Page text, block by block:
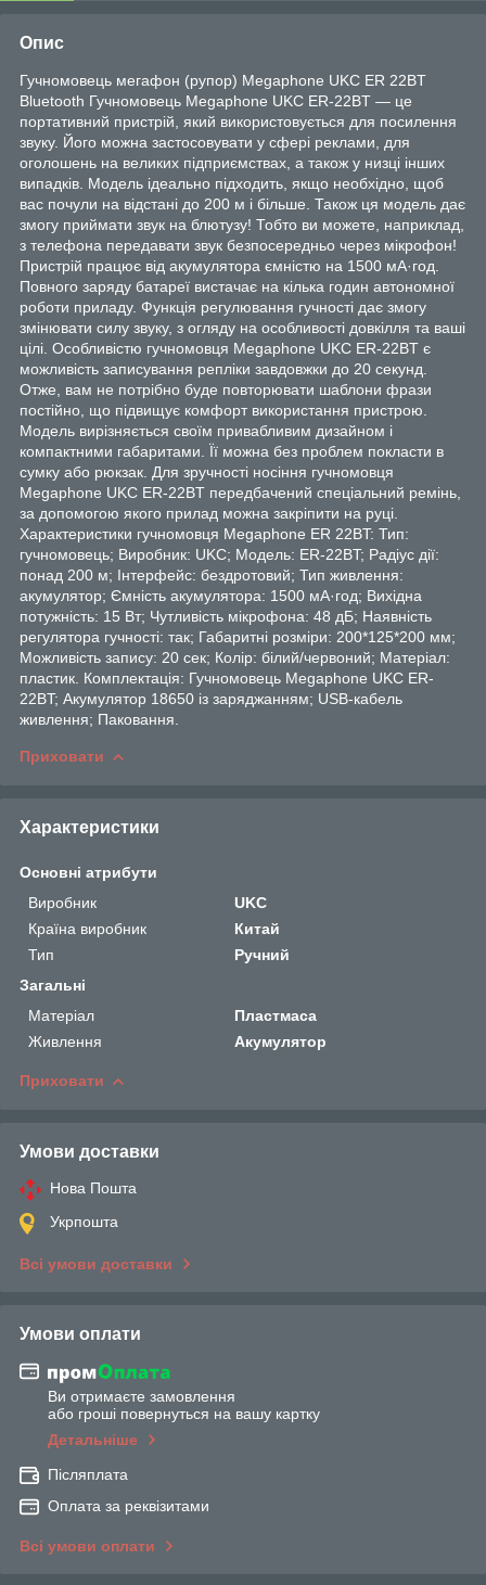
Опис
Гучномовець мегафон (рупор) Megaphone UKC ER 22BT
Bluetooth Гучномовець Megaphone UKC ER-22BT — це
портативний пристрій, який використовується для посилення
звуку. Його можна застосовувати у сфері реклами, для
оголошень на великих підприємствах, а також у низці інших
випадків. Модель ідеально підходить, якщо необхідно, щоб
вас почули на відстані до 200 м і більше. Також ця модель дає
змогу приймати звук на блютузу! Тобто ви можете, наприклад,
з телефона передавати звук безпосередньо через мікрофон!
Пристрій працює від акумулятора ємністю на 1500 мА·год.
Повного заряду батареї вистачає на кілька годин автономної
роботи приладу. Функція регулювання гучності дає змогу
змінювати силу звуку, з огляду на особливості довкілля та ваші
цілі. Особливістю гучномовця Megaphone UKC ER-22BT є
можливість записування репліки завдовжки до 20 секунд.
Отже, вам не потрібно буде повторювати шаблони фрази
постійно, що підвищує комфорт використання пристрою.
Модель вирізняється своїм привабливим дизайном і
компактними габаритами. Її можна без проблем покласти в
сумку або рюкзак. Для зручності носіння гучномовця
Megaphone UKC ER-22BT передбачений спеціальний ремінь,
за допомогою якого прилад можна закріпити на руці.
Характеристики гучномовця Megaphone ER 22BT: Тип:
гучномовець; Виробник: UKC; Модель: ER-22BT; Радіус дії:
понад 200 м; Інтерфейс: бездротовий; Тип живлення:
акумулятор; Ємність акумулятора: 1500 мА·год; Вихідна
потужність: 15 Вт; Чутливість мікрофона: 48 дБ; Наявність
регулятора гучності: так; Габаритні розміри: 200*125*200 мм;
Можливість запису: 20 сек; Колір: білий/червоний; Матеріал:
пластик. Комплектація: Гучномовець Megaphone UKC ER-
22BT; Акумулятор 18650 із заряджанням; USB-кабель
живлення; Паковання.
Приховати
Характеристики
Основні атрибути
Виробник
UKC
Країна виробник
Китай
Тип
Ручний
Загальні
Матеріал
Пластмаса
Живлення
Акумулятор
Приховати
Умови доставки
Нова Пошта
Укрпошта
Всі умови доставки
Умови оплати
Ви отримаєте замовлення
або гроші повернуться на вашу картку
Детальніше
Післяплата
Оплата за реквізитами
Всі умови оплати